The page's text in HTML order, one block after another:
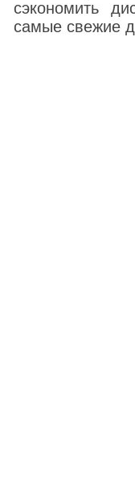
сэкономить
самые свежие